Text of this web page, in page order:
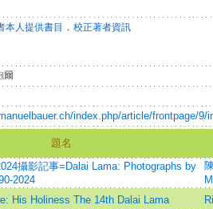
本人提供書目 ． 校正著者資訊
爾
index.php/article/frontpage/9/
題名
攝影記事=Dalai Lama: Photographs by
2024
His Holiness The 14th Dalai Lama